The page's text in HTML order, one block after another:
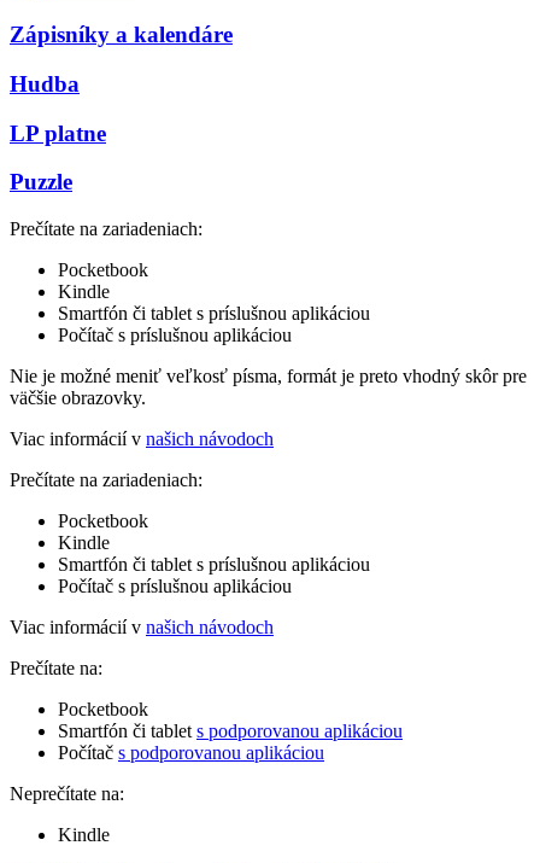
Zápisníky a kalendáre
Hudba
LP platne
Puzzle
Prečítate na zariadeniach:
Pocketbook
Kindle
Smartfón či tablet s príslušnou aplikáciou
Počítač s príslušnou aplikáciou
Nie je možné meniť veľkosť písma, formát je preto vhodný skôr pre
väčšie obrazovky.
Viac informácií v našich návodoch
Prečítate na zariadeniach:
Pocketbook
Kindle
Smartfón či tablet s príslušnou aplikáciou
Počítač s príslušnou aplikáciou
Viac informácií v našich návodoch
Prečítate na:
Pocketbook
Smartfón či tablet s podporovanou aplikáciou
Počítač s podporovanou aplikáciou
Neprečítate na:
Kindle